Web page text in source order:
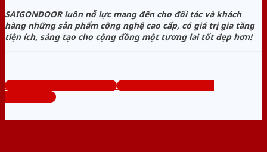
SAIGONDOOR luôn nỗ lực mang đến cho đối tác và khách
hàng những sản phẩm công nghệ cao cấp, có giá trị gia tăng
tiện ích, sáng tạo cho cộng đồng một tương lai tốt đẹp hơn!
www.cuanhuacomposite.org
Tổng đài tư vấn miễn phí:
0824.400.400